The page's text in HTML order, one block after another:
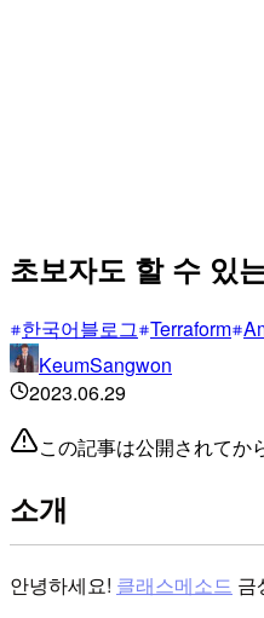
초보자도 할 수 있
한국어블로그 Terraform
KeumSangwon
2023.06.29
この記事は公開されてか
소개
안녕하세요! 클래스메소드 금